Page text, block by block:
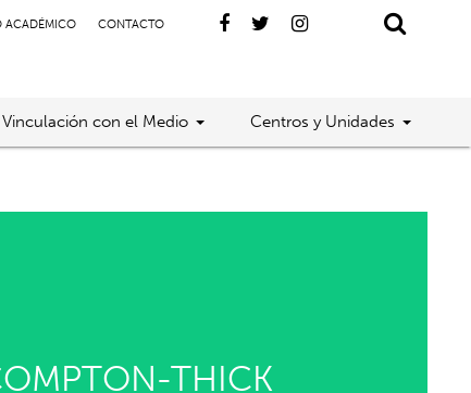
ACADÉMICO CONTACTO
Vinculación con el Medio Centros y Unidades
THICK